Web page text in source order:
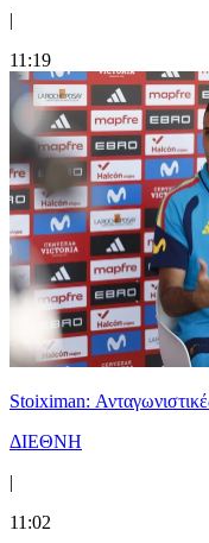
|
11:19
Stoiximan:
ΔΙΕΘΝΗ
|
11:02